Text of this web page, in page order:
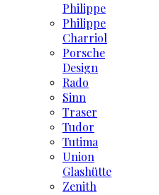
Philippe
Philippe
Charriol
Porsche
Design
Rado
Sinn
Traser
Tudor
Tutima
Union
Glashütte
Zenith